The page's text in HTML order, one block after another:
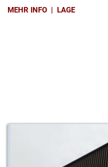
MEHR INFO | LAGE